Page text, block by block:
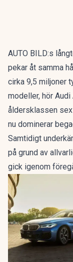
AUTO BILD:s
pekar åt samma
cirka 9,5 miljoner
modeller, hör
åldersklassen
nu dominerar
Samtidigt
på grund av
gick igenom